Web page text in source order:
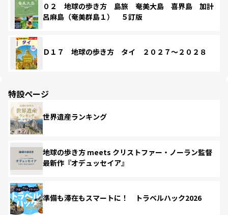
０２ 地球の歩き方 島旅 奄美大島 喜界島 加計
呂麻島（奄美群島１） ５訂版
Ｄ１７ 地球の歩き方 タイ ２０２７～２０２８
特設ページ
世界遺産ランキング
地球の歩き方 meets クリストファー・ノーラン監督
最新作『オデュッセイア』
準備も滞在もスマートに！ トラベルハック2026